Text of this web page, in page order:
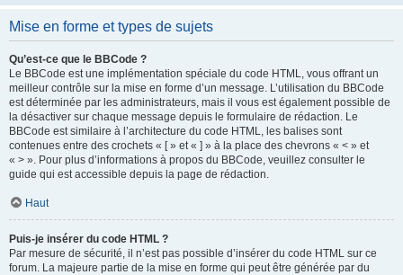
Mise en forme et types de sujets
Qu’est-ce que le BBCode ?
Le BBCode est une implémentation spéciale du code HTML, vous offrant un
meilleur contrôle sur la mise en forme d’un message. L’utilisation du BBCode
est déterminée par les administrateurs, mais il vous est également possible de
la désactiver sur chaque message depuis le formulaire de rédaction. Le
BBCode est similaire à l’architecture du code HTML, les balises sont
contenues entre des crochets « [ » et « ] » à la place des chevrons « < » et
« > ». Pour plus d’informations à propos du BBCode, veuillez consulter le
guide qui est accessible depuis la page de rédaction.
Haut
Puis-je insérer du code HTML ?
Par mesure de sécurité, il n’est pas possible d’insérer du code HTML sur ce
forum. La majeure partie de la mise en forme qui peut être générée par du